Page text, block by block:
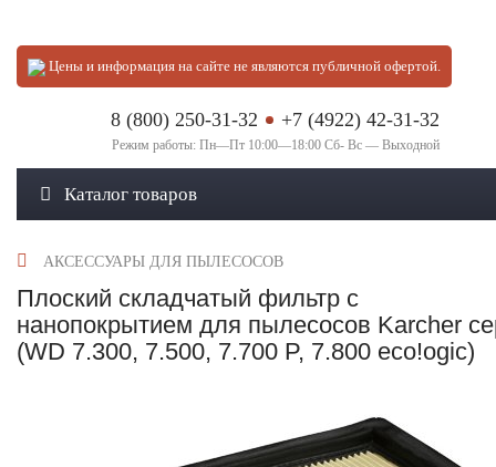
Цены и информация на сайте не являются публичной офертой.
8 (800) 250-31-32 +7 (4922) 42-31-32
Режим работы: Пн—Пт 10:00—18:00 Сб- Вс — Выходной
Каталог товаров
АКСЕССУАРЫ ДЛЯ ПЫЛЕСОСОВ
Плоский складчатый фильтр с
нанопокрытием для пылесосов Karcher
(WD 7.300, 7.500, 7.700 P, 7.800 eco!ogic)